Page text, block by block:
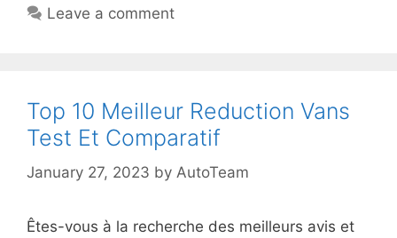
Leave a comment
Top 10 Meilleur Reduction Vans
Test Et Comparatif
January 27, 2023 by AutoTeam
Êtes-vous à la recherche des meilleurs avis et